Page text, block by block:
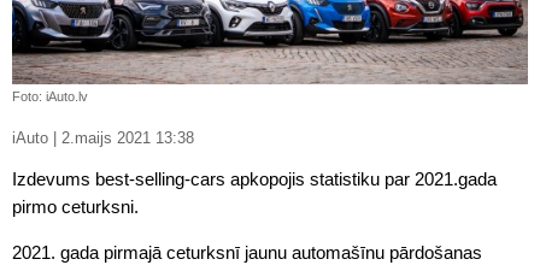
Foto: iAuto.lv
iAuto | 2.maijs 2021 13:38
Izdevums best-selling-cars apkopojis statistiku par 2021.gada
pirmo ceturksni.
2021. gada pirmajā ceturksnī jaunu automašīnu pārdošanas